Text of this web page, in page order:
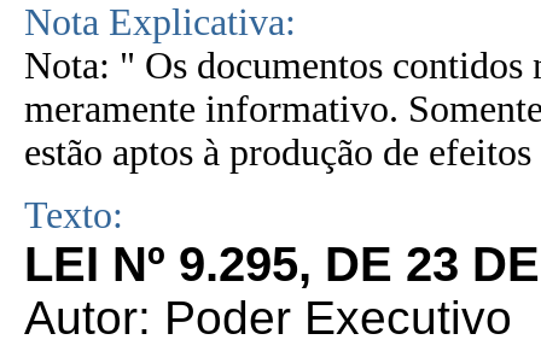
Nota Explicativa:
Nota: " Os documentos contidos
meramente informativo.
estão aptos à produção de
Texto:
LEI Nº 9.295, DE 23
Autor: Poder Executivo